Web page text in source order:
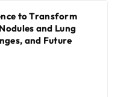
to Transform
and Lung
and Future